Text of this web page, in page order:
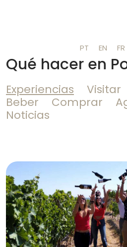
PT EN FR
Qué hacer en
Experiencias Visitar
Beber
Comprar
Noticias